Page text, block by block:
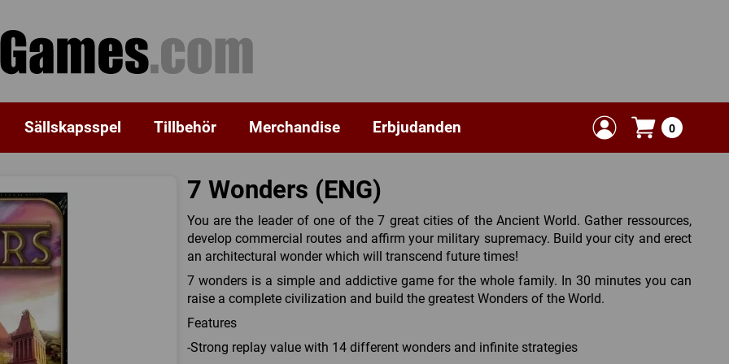
Sällskapsspel Tillbehör Merchandise Erbjudanden 0
7 Wonders (ENG)
You are the leader of one of the 7 great cities of the Ancient World. Gather ressources,
develop commercial routes and affirm your military supremacy. Build your city and erect
an architectural wonder which will transcend future times!
7 wonders is a simple and addictive game for the whole family. In 30 minutes you can
raise a complete civilization and build the greatest Wonders of the World.
Features
-Strong replay value with 14 different wonders and infinite strategies